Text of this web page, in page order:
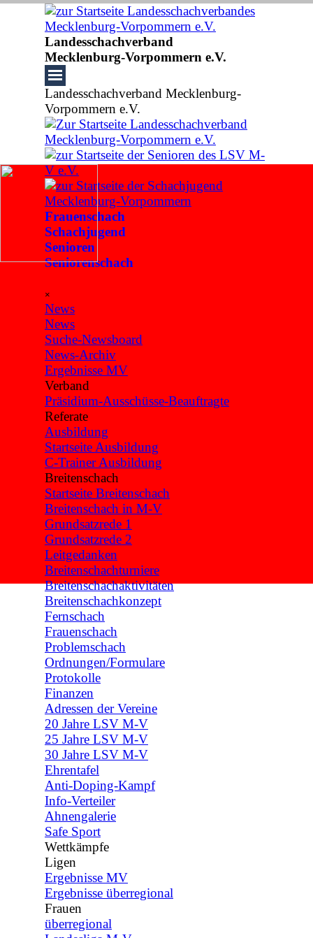
Direkt zum Seiteninhalt
Landesschachverband
Mecklenburg-Vorpommern e.V.
Landesschachverband Mecklenburg-
Vorpommern e.V.
Frauenschach
Schachjugend
Senioren
Seniorenschach
×
News
News
Suche-Newsboard
News-Archiv
Ergebnisse MV
Verband
Präsidium-Ausschüsse-Beauftragte
Referate
Ausbildung
Startseite Ausbildung
C-Trainer Ausbildung
Breitenschach
Startseite Breitenschach
Breitenschach in M-V
Grundsatzrede 1
Grundsatzrede 2
Leitgedanken
Breitenschachturniere
Breitenschachaktivitäten
Breitenschachkonzept
Fernschach
Frauenschach
Problemschach
Ordnungen/Formulare
Protokolle
Finanzen
Adressen der Vereine
20 Jahre LSV M-V
25 Jahre LSV M-V
30 Jahre LSV M-V
Ehrentafel
Anti-Doping-Kampf
Info-Verteiler
Ahnengalerie
Safe Sport
Wettkämpfe
Ligen
Ergebnisse MV
Ergebnisse überregional
Frauen
überregional